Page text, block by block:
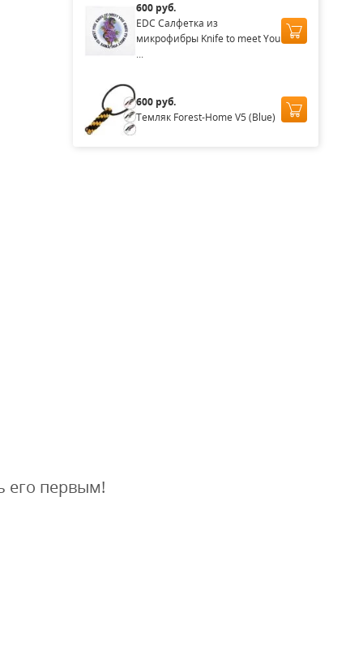
600 руб.
EDC Салфетка из
микрофибры Knife to meet You
...
600 руб.
Темляк Forest-Home V5 (Blue)
его первым!